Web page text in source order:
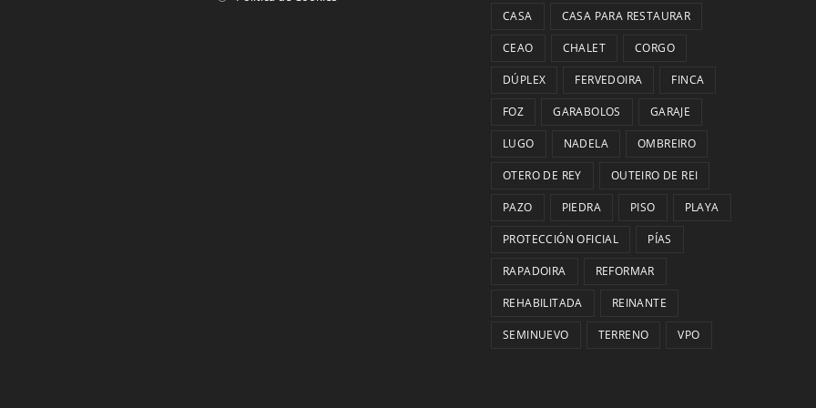
CASA CASA PARA RESTAURAR
CEAO CHALET CORGO
DÚPLEX FERVEDOIRA FINCA
FOZ GARABOLOS GARAJE
LUGO NADELA OMBREIRO
OTERO DE REY OUTEIRO DE REI
PAZO PIEDRA PISO PLAYA
PROTECCIÓN OFICIAL PÍAS
RAPADOIRA REFORMAR
REHABILITADA REINANTE
SEMINUEVO TERRENO VPO